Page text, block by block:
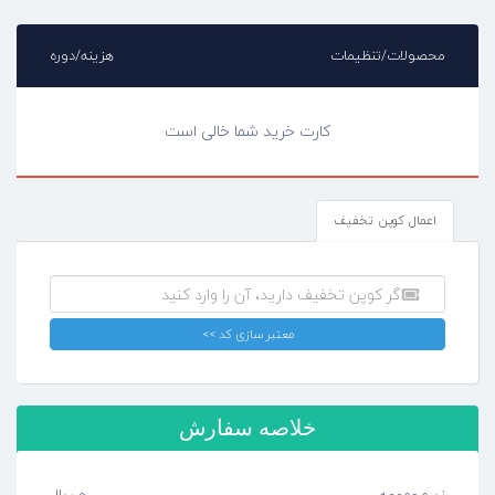
محصولات/تنظیمات هزینه/دوره
کارت خرید شما خالی است
اعمال کوپن تخفیف
معتبر سازی کد >>
خلاصه سفارش